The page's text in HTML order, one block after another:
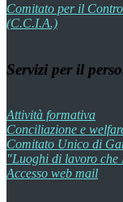
Comitato per il
(C.C.I.A.)
Servizi per il
Attività formativa
Conciliazione e
Comitato Unico di
"Luoghi di lavoro che
Accesso web mail